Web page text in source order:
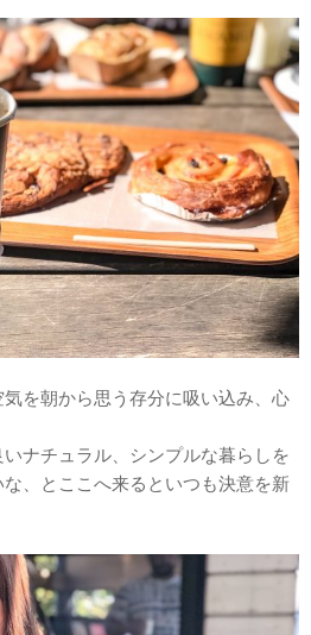
を朝から思う存分に吸い込み、心
ナチュラル、シンプルな暮らしを
、とここへ来るといつも決意を新